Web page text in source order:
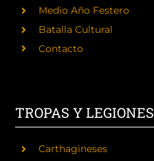
Medio Año Festero
Batalla Cultural
Contacto
TROPAS Y LEGIONES
Carthagineses